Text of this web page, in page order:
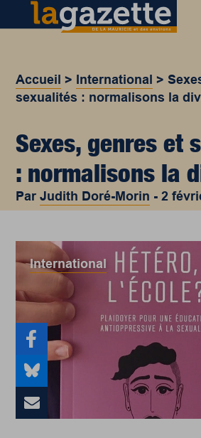
Accueil > International >
sexualités : normalisons la
Sexes, genres et
: normalisons la
ParJudith Doré-Morin -2
International